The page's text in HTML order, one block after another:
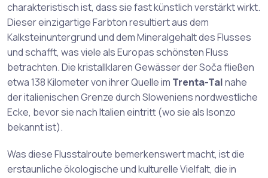
charakteristisch ist, dass sie fast künstlich verstärkt wirkt.
Dieser einzigartige Farbton resultiert aus dem
Kalksteinuntergrund und dem Mineralgehalt des Flusses
und schafft, was viele als Europas schönsten Fluss
betrachten. Die kristallklaren Gewässer der Soča fließen
etwa 138 Kilometer von ihrer Quelle im Trenta-Talnahe
der italienischen Grenze durch Sloweniens nordwestliche
Ecke, bevor sie nach Italien eintritt (wo sie als Isonzo
bekannt ist).
Was diese Flusstalroute bemerkenswert macht, ist die
erstaunliche ökologische und kulturelle Vielfalt, die in